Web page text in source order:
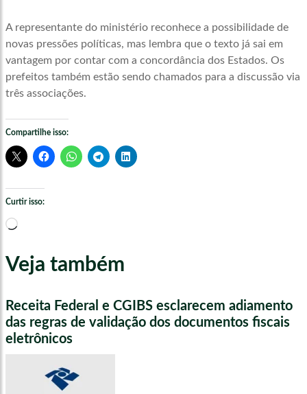
A representante do ministério reconhece a possibilidade de
novas pressões políticas, mas lembra que o texto já sai em
vantagem por contar com a concordância dos Estados. Os
prefeitos também estão sendo chamados para a discussão via
três associações.
Compartilhe isso:
Curtir isso:
Carregando...
Veja também
Receita Federal e CGIBS esclarecem adiamento
das regras de validação dos documentos fiscais
eletrônicos